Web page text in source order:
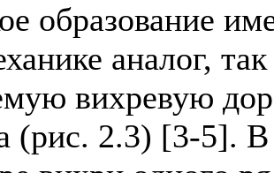
образование
аналог, так
вихревую
(рис. 2.3) [3-5].